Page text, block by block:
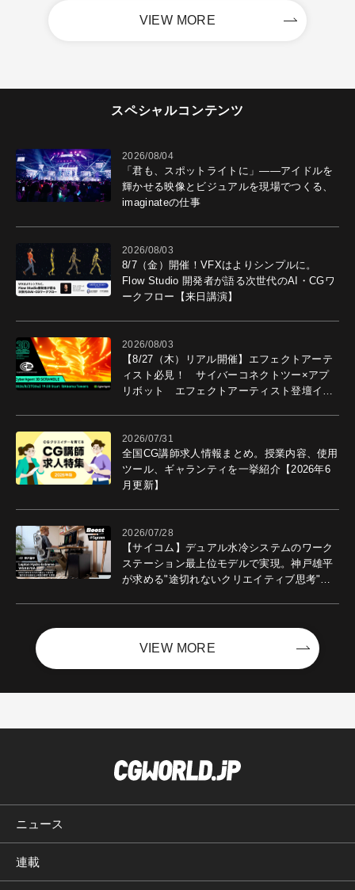
VIEW MORE
スペシャルコンテンツ
2026/08/04
「君も、スポットライトに」――アイドルを
輝かせる映像とビジュアルを現場でつくる、
imaginateの仕事
2026/08/03
8/7（金）開催！VFXはよりシンプルに。
Flow Studio 開発者が語る次世代のAI・CGワ
ークフロー【来日講演】
2026/08/03
【8/27（木）リアル開催】エフェクトアーテ
ィスト必見！ サイバーコネクトツー×アプ
リボット エフェクトアーティスト登壇イベ
2026/07/31
全国CG講師求人情報まとめ。授業内容、使用
ツール、ギャランティを一挙紹介【2026年6
月更新】
2026/07/28
【サイコム】デュアル水冷システムのワーク
ステーション最上位モデルで実現。神戸雄平
が求める"途切れないクリエイティブ思考"｜
VIEW MORE
ニュース
連載